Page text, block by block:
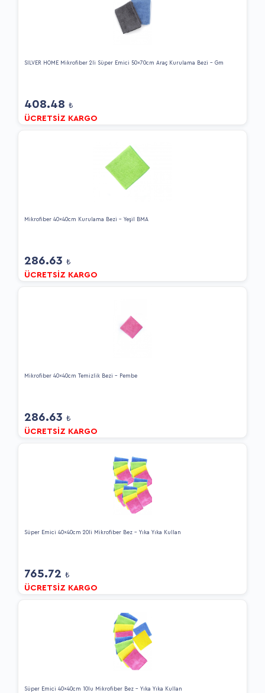
SİLVER HOME Mikrofiber 2li Süper Emici 50x70cm Araç Kurulama Bezi - Gm
408.48 ₺
ÜCRETSİZ KARGO
Mikrofiber 40x40cm Kurulama Bezi - Yeşil BMA
286.63 ₺
ÜCRETSİZ KARGO
Mikrofiber 40x40cm Temizlik Bezi - Pembe
286.63 ₺
ÜCRETSİZ KARGO
Süper Emici 40x40cm 20li Mikrofiber Bez - Yıka Yıka Kullan
765.72 ₺
ÜCRETSİZ KARGO
Süper Emici 40x40cm 10lu Mikrofiber Bez - Yıka Yıka Kullan